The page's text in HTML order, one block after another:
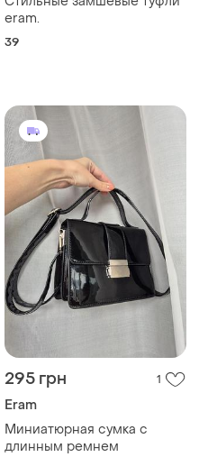
eram.
39
295 грн 1
Eram
Миниатюрная сумка с
длинным ремнем